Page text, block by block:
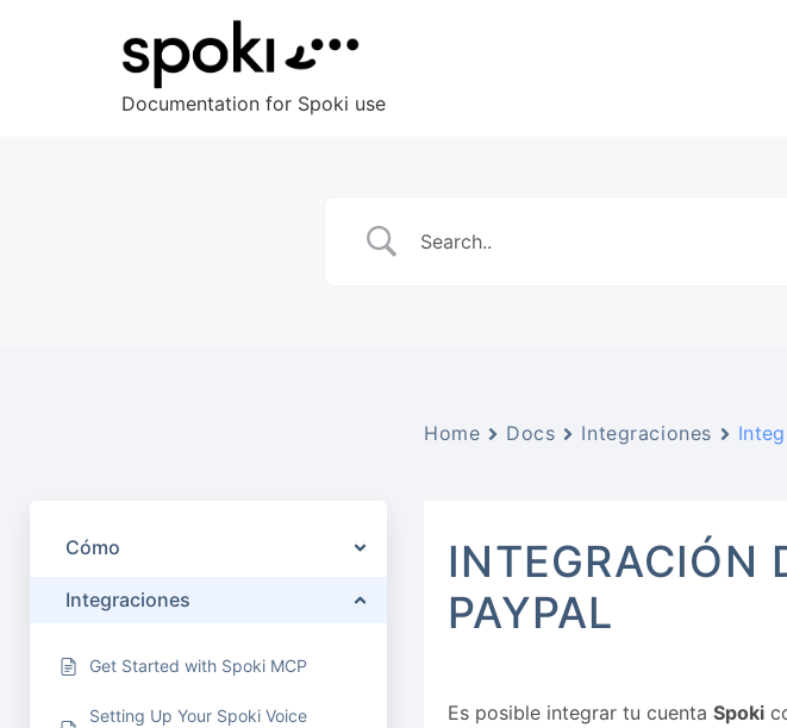
Documentation for Spoki use
Cómo
Integraciones
Get Started with Spoki MCP
Setting Up Your Spoki Voice
Home Docs Integraciones
INTEGRACIÓN
PAYPAL
Es posible integrar tu cuenta Spoki